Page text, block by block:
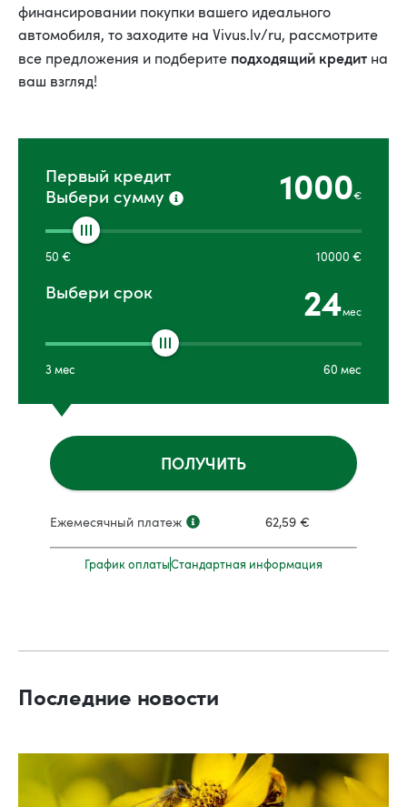
финансировании покупки вашего идеального
автомобиля, то заходите на Vivus.lv/ru, рассмотрите
все предложения и подберите подходящий кредит на
ваш взгляд!
Первый кредит
Выбери сумму
1000€
50 € 10000 €
Выбери срок 24мес
3 мес 60 мес
ПОЛУЧИТЬ
Ежемесячный платеж 62,59 €
График оплатыСтандартная информация
Последние новости